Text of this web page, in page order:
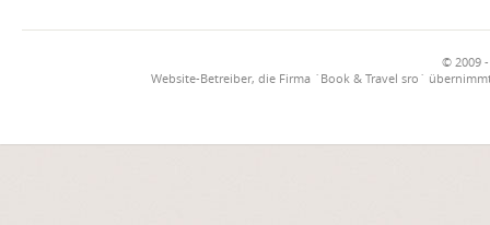
© 2009
Website-Betreiber, die Firma `Book & Travel sro`